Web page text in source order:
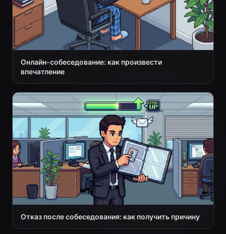
Онлайн-собеседование: как произвести
впечатление
Отказ после собеседования: как получить причину